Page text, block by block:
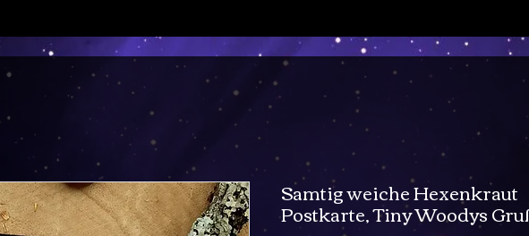
Samtig weiche Hexenkraut
Postkarte, Tiny Woodys